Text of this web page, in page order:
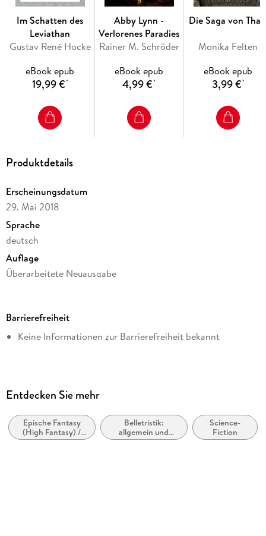
Im Schatten des
Leviathan
Gustav René Hocke
eBook epub
19,99 €*
Abby Lynn -
Verlorenes Paradies
Rainer M. Schröder
eBook epub
4,99 €*
Die Saga von
Monika Felten
eBook epub
3,99 €*
Produktdetails
Erscheinungsdatum
29. Mai 2018
Sprache
deutsch
Auflage
Überarbeitete Neuausgabe
Reihe
hockebooks
Verlag/Hersteller
Kopierschutz
mit Wasserzeichen versehen
Barrierefreiheit
Keine Informationen zur Barrierefreiheit bekannt
Entdecken Sie mehr
Epische Fantasy
(High Fantasy) /
Heroische Fantasy
Belletristik:
allgemein und
literarisch, nicht
Science-
Fiction